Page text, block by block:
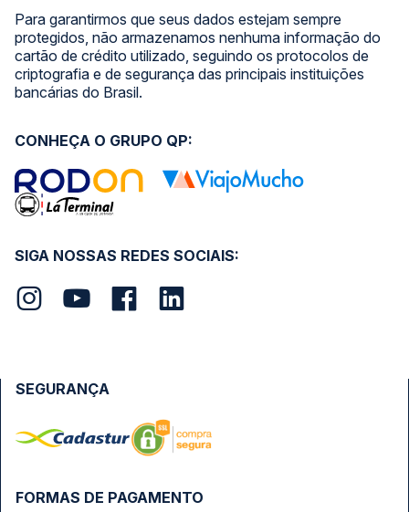
Para garantirmos que seus dados estejam sempre
protegidos, não armazenamos nenhuma informação do
cartão de crédito utilizado, seguindo os protocolos de
criptografia e de segurança das principais instituições
bancárias do Brasil.
SIGA NOSSAS REDES SOCIAIS:
CONHEÇA O GRUPO QP:
FORMAS DE PAGAMENTO
SEGURANÇA